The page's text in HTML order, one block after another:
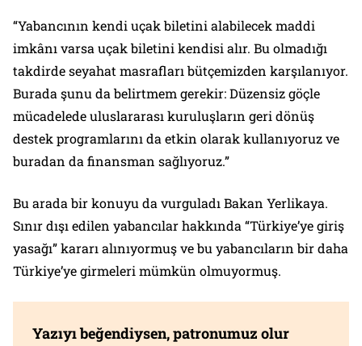
“Yabancının kendi uçak biletini alabilecek maddi
imkânı varsa uçak biletini kendisi alır. Bu olmadığı
takdirde seyahat masrafları bütçemizden karşılanıyor.
Burada şunu da belirtmem gerekir: Düzensiz göçle
mücadelede uluslararası kuruluşların geri dönüş
destek programlarını da etkin olarak kullanıyoruz ve
buradan da finansman sağlıyoruz.”
Bu arada bir konuyu da vurguladı Bakan Yerlikaya.
Sınır dışı edilen yabancılar hakkında “Türkiye’ye giriş
yasağı” kararı alınıyormuş ve bu yabancıların bir daha
Türkiye’ye girmeleri mümkün olmuyormuş.
Yazıyı beğendiysen, patronumuz olur